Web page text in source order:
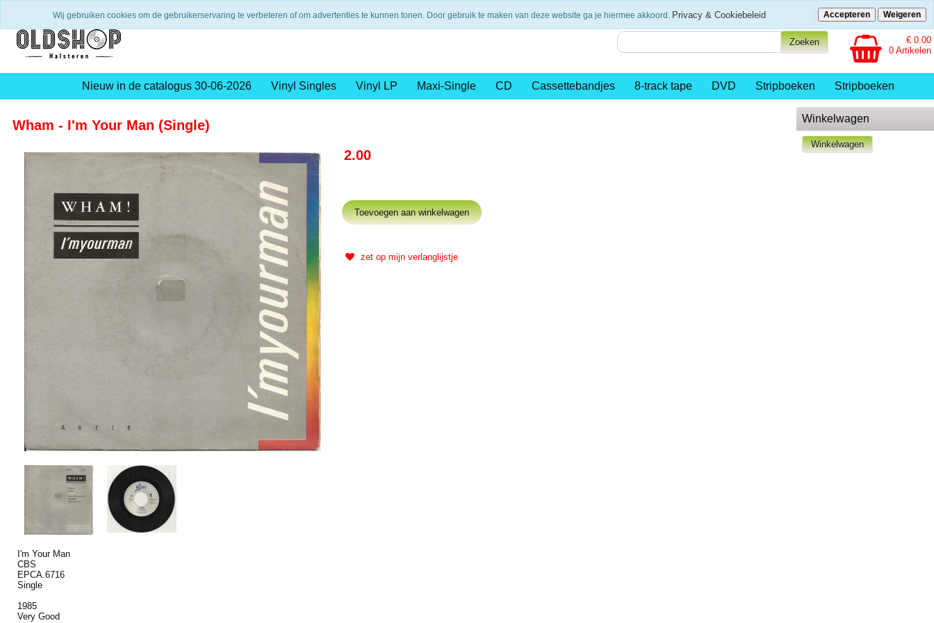
Verzending binnen 2 a 3 werkdagen Gratis verzending vanaf €75,- (NL) 14 dagen retourtermijn Veilig en eenvoudig betalen
€ 0.00
0 Artikelen
Nieuw in de catalogus 30-06-2026 Vinyl Singles Vinyl LP Maxi-Single CD Cassettebandjes 8-track tape DVD Stripboeken Stripboeken
Wham - I'm Your Man (Single)
2.00
zet op mijn verlanglijstje
I'm Your Man
CBS
EPCA.6716
Single
1985
Very Good
Winkelwagen
Wij gebruiken cookies om de gebruikerservaring te verbeteren of om advertenties te kunnen tonen. Door gebruik te maken van deze website ga je hiermee akkoord. Privacy & Cookiebeleid Accepteren Weigeren